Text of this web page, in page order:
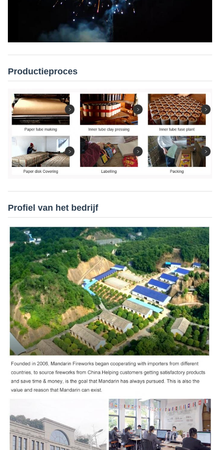
Productieproces
Profiel van het bedrijf